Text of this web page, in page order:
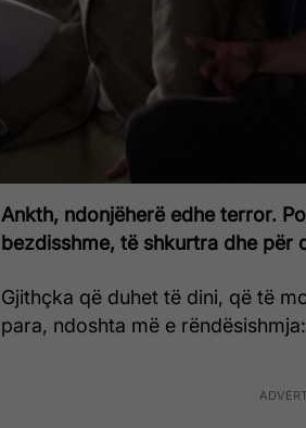
Ankth, ndonjëherë edhe terror.
bezdisshme, të shkurtra dhe për
Gjithçka që duhet të dini, që të
para, ndoshta më e